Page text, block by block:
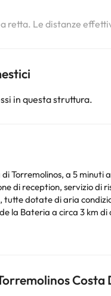
retta. Le distanze
in questa struttura.
Torremolinos, a 5 minuti
di reception, servizio di
tutte dotate di aria
la Bateria a circa 3 km
Costa